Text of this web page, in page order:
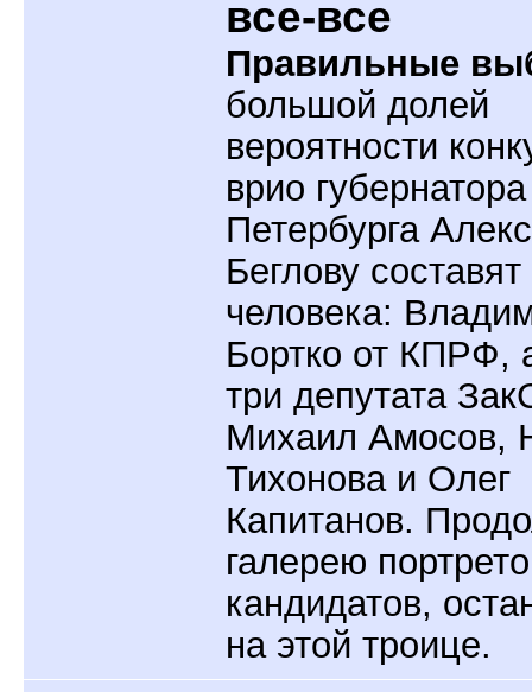
все-все
Правильные
большой долей
вероятности
врио губернатора
Петербурга
Беглову
человека:
Бортко от КПРФ,
три депутата
Михаил Амосов,
Тихонова и Олег
Капитанов.
галерею
кандидатов,
на этой троице.